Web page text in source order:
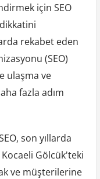
için SEO
rekabet eden
(SEO)
ulaşma ve
fazla adım
son yıllarda
Gölcük'teki
ve müşterilerine